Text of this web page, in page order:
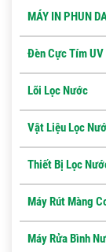
MÁY IN PHUN
Đèn Cực Tím UV
Lõi Lọc Nước
Vật Liệu Lọc
Thiết Bị Lọc
Máy Rút Màng
Máy Rửa Bình